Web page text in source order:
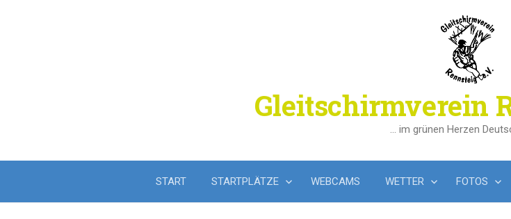
Gleitschirmverein
… im grünen Herzen
START STARTPLÄTZE WEBCAMS WETTER FOTOS